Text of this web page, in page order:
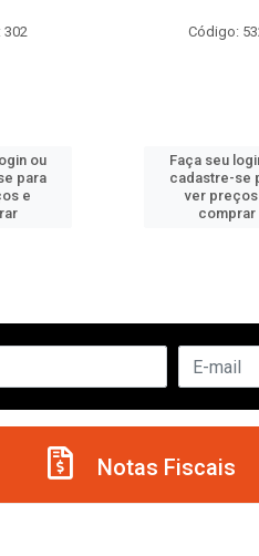
302
ou
para
e
Código:
Faça seu
cadastre-se
ver preços
comprar
Notas Fiscais